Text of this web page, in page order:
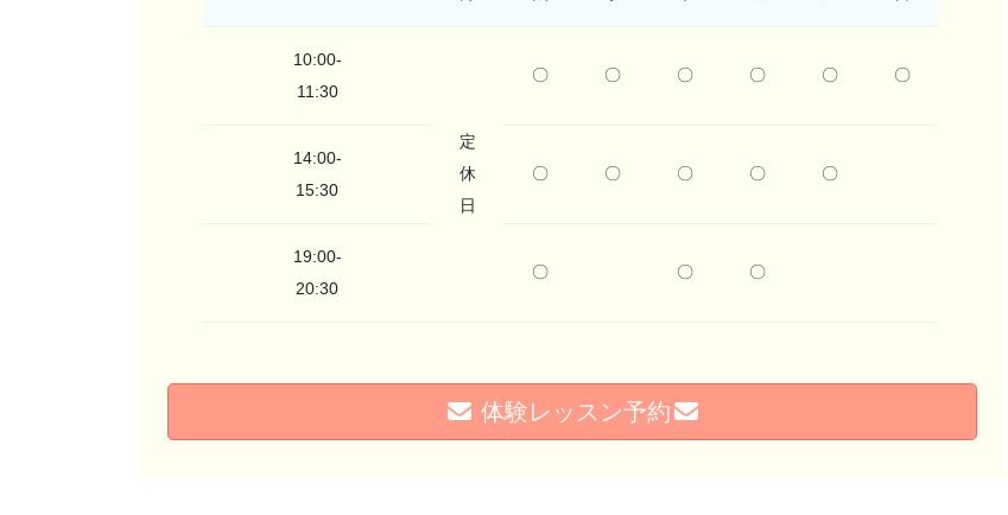
10:00-
11:30
定
休
日
〇 〇 〇 〇 〇 〇
14:00-
15:30
〇 〇 〇 〇 〇
19:00-
20:30
〇 〇 〇
体験レッスン予約